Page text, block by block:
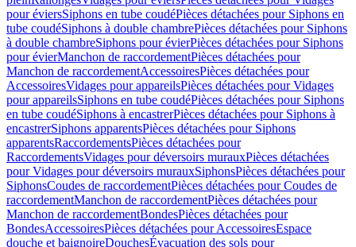
pour éviersSiphons en tube coudéPièces détachées pour Siphons en
tube coudéSiphons à double chambrePièces détachées pour Siphons
à double chambreSiphons pour évierPièces détachées pour Siphons
pour évierManchon de raccordementPièces détachées pour
Manchon de raccordementAccessoiresPièces détachées pour
AccessoiresVidages pour appareilsPièces détachées pour Vidages
pour appareilsSiphons en tube coudéPièces détachées pour Siphons
en tube coudéSiphons à encastrerPièces détachées pour Siphons à
encastrerSiphons apparentsPièces détachées pour Siphons
apparentsRaccordementsPièces détachées pour
RaccordementsVidages pour déversoirs murauxPièces détachées
pour Vidages pour déversoirs murauxSiphonsPièces détachées pour
SiphonsCoudes de raccordementPièces détachées pour Coudes de
raccordementManchon de raccordementPièces détachées pour
Manchon de raccordementBondesPièces détachées pour
BondesAccessoiresPièces détachées pour AccessoiresEspace
douche et baignoireDouchesÉvacuation des sols pour